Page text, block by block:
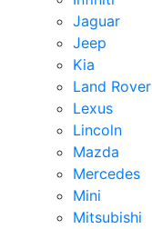
Jaguar
Jeep
Kia
Land Rover
Lexus
Lincoln
Mazda
Mercedes
Mini
Mitsubishi